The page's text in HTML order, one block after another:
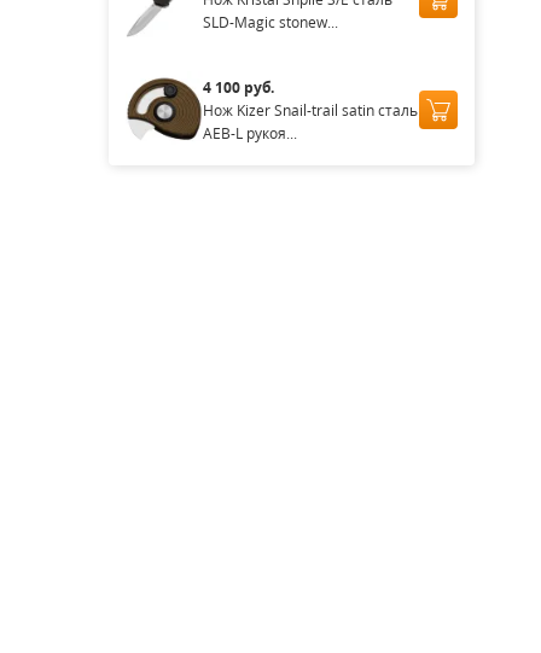
SLD-Magic stonew...
4 100 руб.
Нож Kizer Snail-trail satin сталь
AEB-L рукоя...